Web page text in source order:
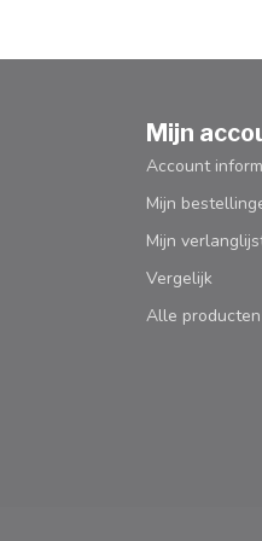
Mijn
Account
Mijn
Mijn
Vergelijk
Alle producten